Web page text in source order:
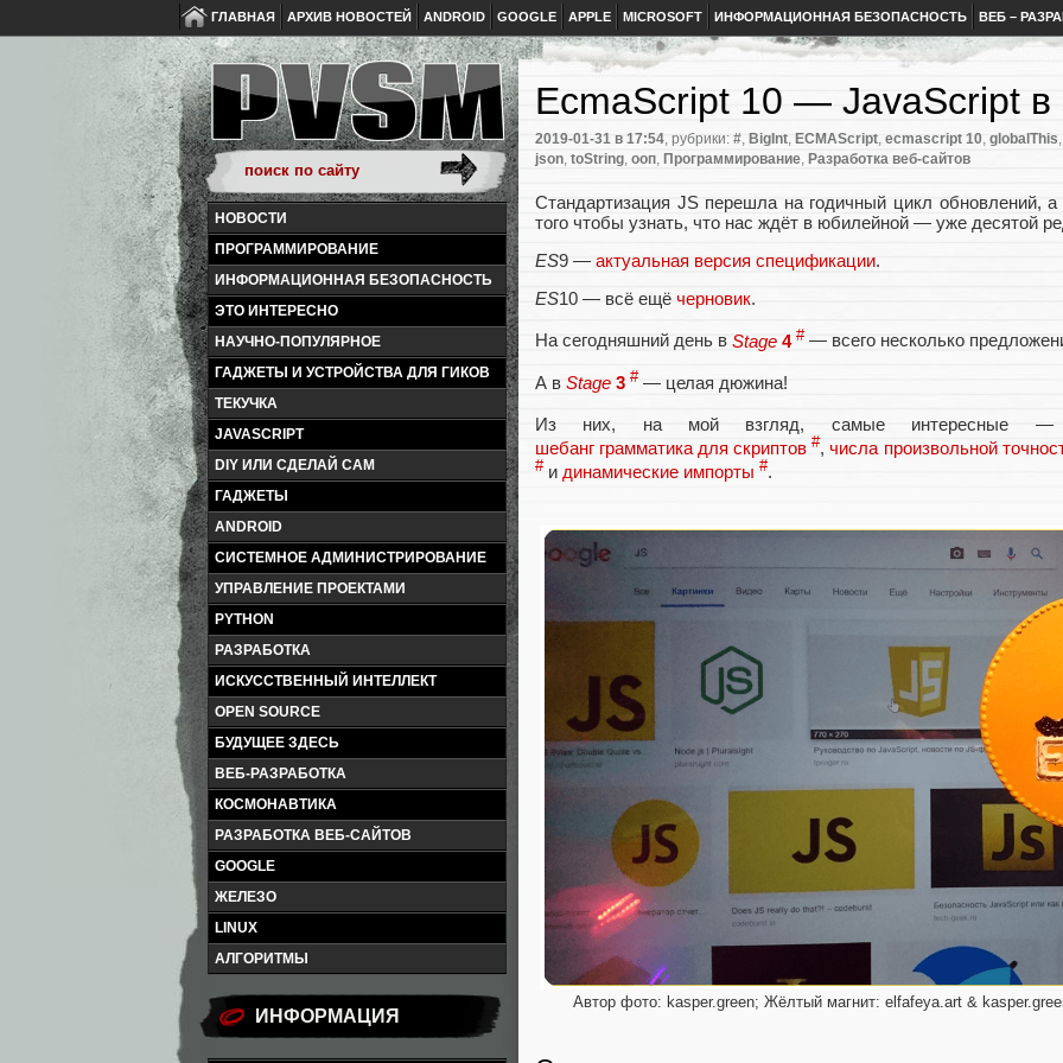
ГЛАВНАЯ АРХИВ НОВОСТЕЙ ANDROID GOOGLE APPLE MICROSOFT ИНФОРМАЦИОННАЯ БЕЗОПАСНОСТЬ ВЕБ –
НОВОСТИ
ПРОГРАММИРОВАНИЕ
ИНФОРМАЦИОННАЯ БЕЗОПАСНОСТЬ
ЭТО ИНТЕРЕСНО
НАУЧНО-ПОПУЛЯРНОЕ
ГАДЖЕТЫ И УСТРОЙСТВА ДЛЯ ГИКОВ
ТЕКУЧКА
JAVASCRIPT
DIY ИЛИ СДЕЛАЙ САМ
ГАДЖЕТЫ
ANDROID
СИСТЕМНОЕ АДМИНИСТРИРОВАНИЕ
УПРАВЛЕНИЕ ПРОЕКТАМИ
PYTHON
РАЗРАБОТКА
ИСКУССТВЕННЫЙ ИНТЕЛЛЕКТ
OPEN SOURCE
БУДУЩЕЕ ЗДЕСЬ
ВЕБ-РАЗРАБОТКА
КОСМОНАВТИКА
РАЗРАБОТКА ВЕБ-САЙТОВ
GOOGLE
ЖЕЛЕЗО
LINUX
АЛГОРИТМЫ
ИНФОРМАЦИЯ
EcmaScript 10 — JavaScript в
2019-01-31 в 17:54, рубрики: #, BigInt, ECMAScript, ecmascript 10, globalThis
json, toString, ооп, Программирование, Разработка веб-сайтов
Стандартизация JS перешла на годичный цикл обновлений,
того чтобы узнать, что нас ждёт в юбилейной — уже десятой
ES9 — актуальная версия спецификации.
ES10 — всё ещё черновик.
На сегодняшний день в Stage 4 # — всего несколько
А в Stage 3 # — целая дюжина!
Из них, на мой взгляд, самые интересные
шебанг грамматика для скриптов #,числа произвольной
# и динамические импорты #.
Автор фото: kasper.green; Жёлтый магнит: elfafeya.art &